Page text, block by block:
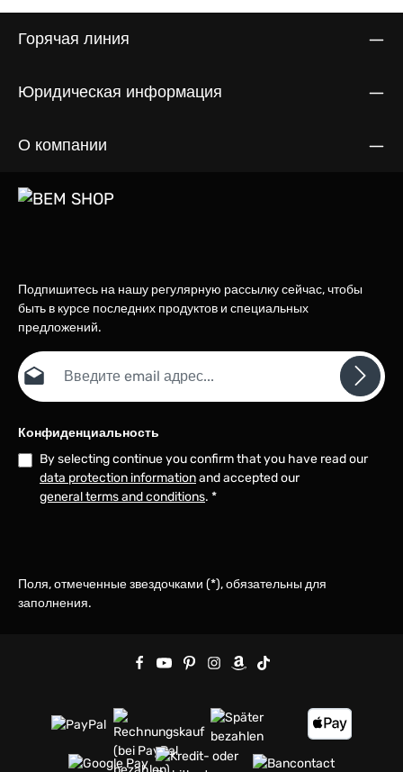
Горячая линия
Юридическая информация
О компании
Подпишитесь на нашу регулярную рассылку сейчас, чтобы
быть в курсе последних продуктов и специальных
предложений.
Email адрес*
Конфиденциальность
By selecting continue you confirm that you have read our
data protection informationand accepted our
general terms and conditions. *
Поля, отмеченные звездочками (*), обязательны для
заполнения.